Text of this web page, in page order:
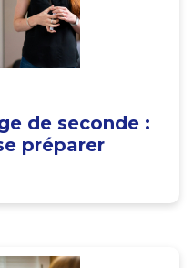
de seconde :
préparer